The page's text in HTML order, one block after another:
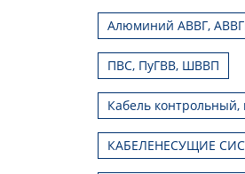
Алюминий АВВГ,
ПВС, ПуГВВ, ШВВП
Кабель
КАБЕЛЕНЕСУЩИЕ